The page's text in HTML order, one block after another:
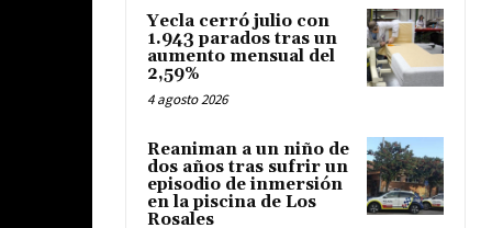
Yecla cerró julio con
1.943 parados tras un
aumento mensual del
2,59%
4 agosto 2026
Reaniman a un niño de
dos años tras sufrir un
episodio de inmersión
en la piscina de Los
Rosales